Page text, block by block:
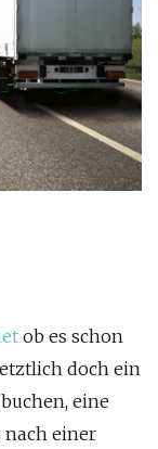
ob es schon
doch ein
eine
nach einer